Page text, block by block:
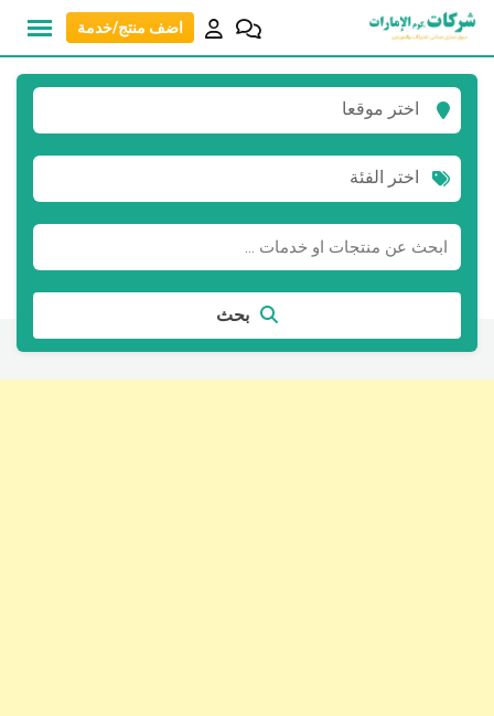
انتقل
المحتوى
اضف منتج/خدمة
اختر موقعا
اختر الفئة
بحث